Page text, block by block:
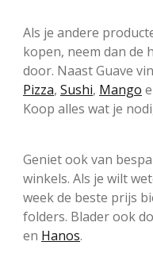
Als je andere
kopen, neem dan de
door. Naast Guave
Pizza, Sushi, Mango
Koop alles wat je
Geniet ook van
winkels. Als je wilt
week de beste prijs
folders. Blader ook
en Hanos.